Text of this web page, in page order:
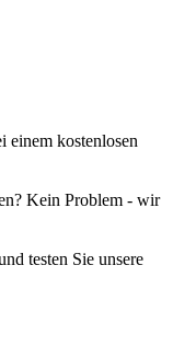
einem kostenlosen
Kein Problem - wir
testen Sie unsere